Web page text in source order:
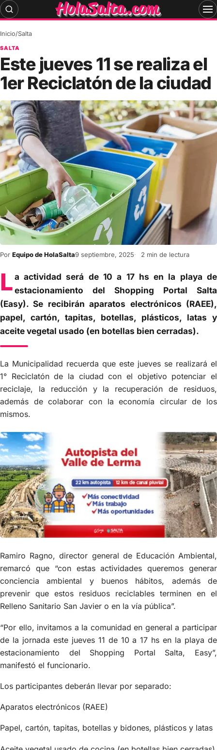
Skip
to
Inicio/Salta
SALTA
Este jueves 11 se realiza el
1er Reciclatón de la ciudad
Por Equipo de HolaSalta9 septiembre, 2025 2 min de lectura
La actividad será de 10 a 17 hs en la playa de
estacionamiento del Shopping Portal Salta
(Easy). Se recibirán aparatos electrónicos (RAEE),
papel, cartón, tapitas, botellas, plásticos, latas y
aceite vegetal usado (en botellas bien cerradas).
La Municipalidad recuerda que este jueves se realizará el
1° Reciclatón de la ciudad con el objetivo potenciar el
reciclaje, la reducción y la recuperación de residuos,
además de colaborar con la economía circular de los
mismos.
Ramiro Ragno, director general de Educación Ambiental,
remarcó que “con estas actividades queremos generar
conciencia ambiental y buenos hábitos, además de
prevenir que estos residuos reciclables terminen en el
Relleno Sanitario San Javier o en la vía pública”.
“Por ello, invitamos a la comunidad en general a participar
de la jornada este jueves 11 de 10 a 17 hs en la playa de
estacionamiento del Shopping Portal Salta, Easy”,
manifestó el funcionario.
Los participantes deberán llevar por separado:
Aparatos electrónicos (RAEE)
Papel, cartón, tapitas, botellas y bidones, plásticos y latas